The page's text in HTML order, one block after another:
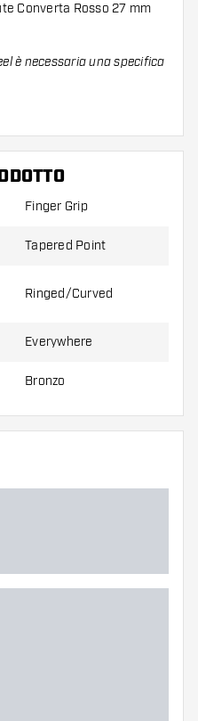
Converta Rosso 27 mm
è necessaria una specifica
Finger Grip
Tapered Point
Ringed/Curved
Everywhere
Bronzo